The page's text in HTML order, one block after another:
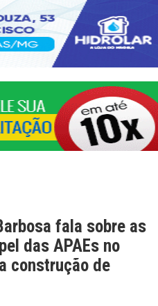
fala sobre as
das APAEs no
construção de